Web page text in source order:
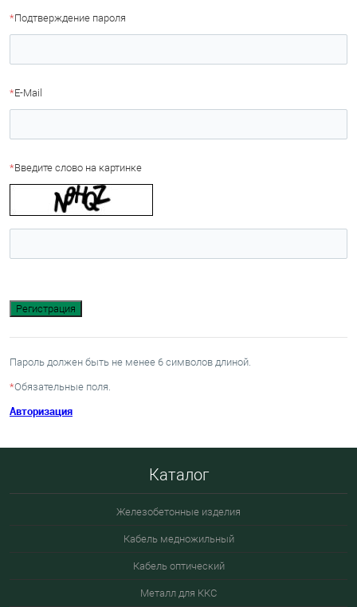
*Подтверждение пароля
*E-Mail
*Введите слово на картинке
Пароль должен быть не менее 6 символов длиной.
*Обязательные поля.
Авторизация
Каталог
Железобетонные изделия
Кабель медножильный
Кабель оптический
Металл для ККС